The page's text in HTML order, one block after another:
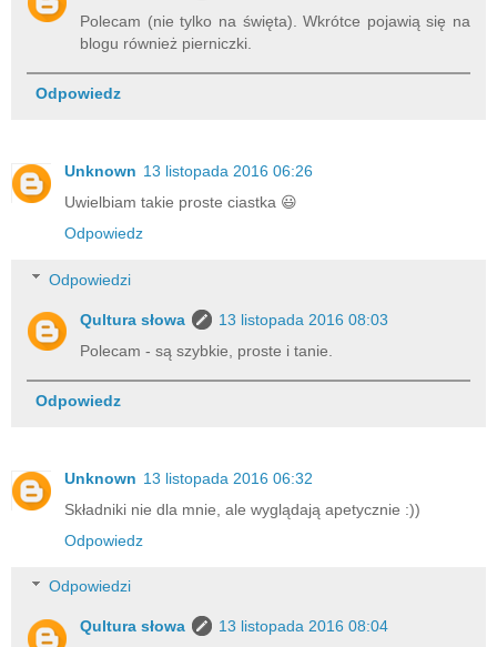
Polecam (nie tylko na święta). Wkrótce pojawią się na
blogu również pierniczki.
Odpowiedz
Unknown 13 listopada 2016 06:26
Uwielbiam takie proste ciastka 😃
Odpowiedz
Odpowiedzi
Qultura słowa
13 listopada 2016 08:03
Polecam - są szybkie, proste i tanie.
Odpowiedz
Unknown 13 listopada 2016 06:32
Składniki nie dla mnie, ale wyglądają apetycznie :))
Odpowiedz
Odpowiedzi
Qultura słowa
13 listopada 2016 08:04